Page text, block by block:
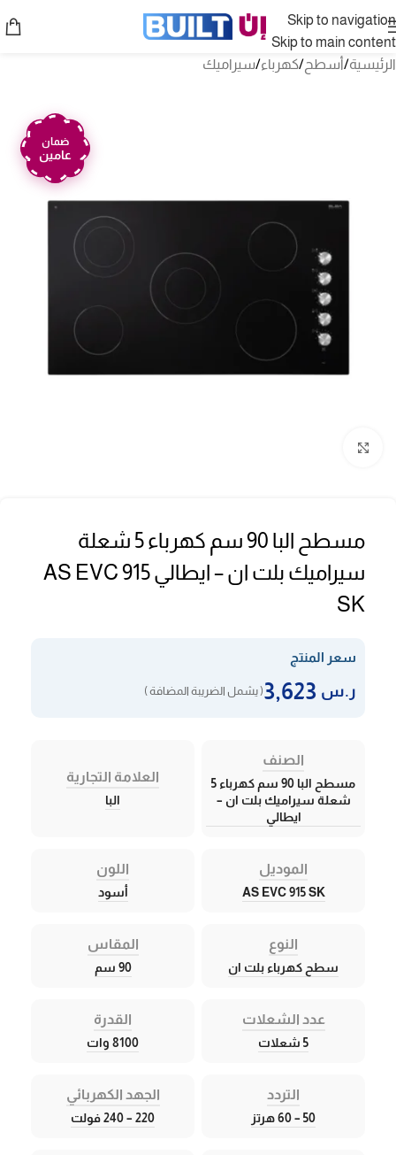
Skip to navigation
Skip to main content
الرئيسية/أسطح/كهرباء/سيراميك
ضمان
عامين
مسطح البا 90 سم كهرباء 5 شعلة
سيراميك بلت ان – ايطالي AS EVC 915
SK
سعر المنتج
ر.س ( يشمل الضريبة المضافة )
الصنف
مسطح البا 90 سم كهرباء 5
شعلة سيراميك بلت ان –
ايطالي
العلامة التجارية
البا
الموديل
AS EVC 915 SK
اللون
أسود
النوع
سطح كهرباء بلت ان
المقاس
90 سم
عدد الشعلات
5 شعلات
القدرة
8100 وات
التردد
50 – 60 هرتز
الجهد الكهربائي
220 – 240 فولت